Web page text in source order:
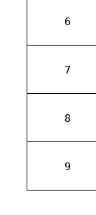
6
7
8
9